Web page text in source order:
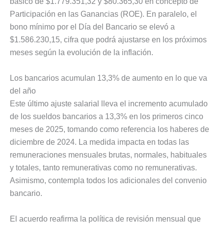
Participación en las Ganancias (ROE). En paralelo, el
bono mínimo por el Día del Bancario se elevó a
$1.586.230,15, cifra que podrá ajustarse en los próximos
meses según la evolución de la inflación.
Los bancarios acumulan 13,3% de aumento en lo que va
del año
Este último ajuste salarial lleva el incremento acumulado
de los sueldos bancarios a 13,3% en los primeros cinco
meses de 2025, tomando como referencia los haberes de
diciembre de 2024. La medida impacta en todas las
remuneraciones mensuales brutas, normales, habituales
y totales, tanto remunerativas como no remunerativas.
Asimismo, contempla todos los adicionales del convenio
bancario.
El acuerdo reafirma la política de revisión mensual que